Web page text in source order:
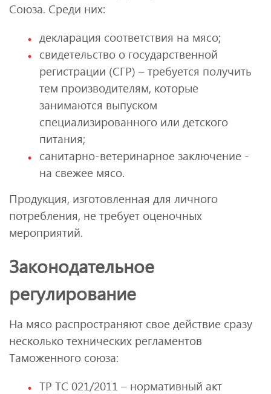
Союза. Среди них:
декларация соответствия на мясо;
свидетельство о государственной
регистрации (СГР) – требуется получить
тем производителям, которые
занимаются выпуском
специализированного или детского
питания;
санитарно-ветеринарное заключение -
на свежее мясо.
Продукция, изготовленная для личного
потребления, не требует оценочных
мероприятий.
Законодательное
регулирование
На мясо распространяют свое действие сразу
несколько технических регламентов
Таможенного союза:
ТР ТС 021/2011 – нормативный акт